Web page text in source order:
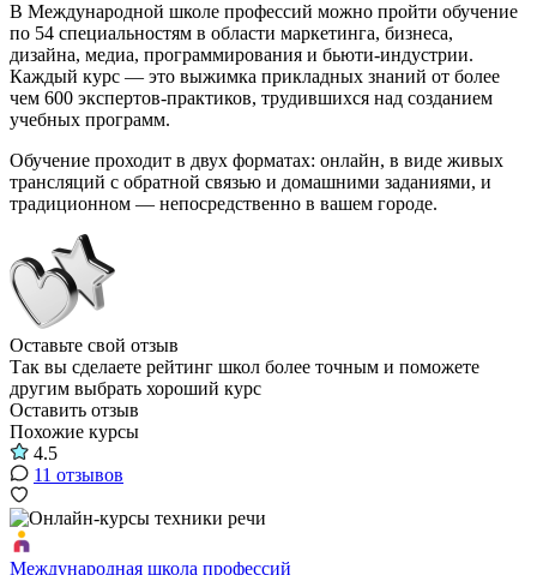
В Международной школе профессий можно пройти обучение
по 54 специальностям в области маркетинга, бизнеса,
дизайна, медиа, программирования и бьюти-индустрии.
Каждый курс — это выжимка прикладных знаний от более
чем 600 экспертов-практиков, трудившихся над созданием
учебных программ.
Обучение проходит в двух форматах: онлайн, в виде живых
трансляций с обратной связью и домашними заданиями, и
традиционном — непосредственно в вашем городе.
Оставьте свой отзыв
Так вы сделаете рейтинг школ более точным и поможете
другим выбрать хороший курс
Оставить отзыв
Похожие курсы
4.5
11 отзывов
Международная школа профессий